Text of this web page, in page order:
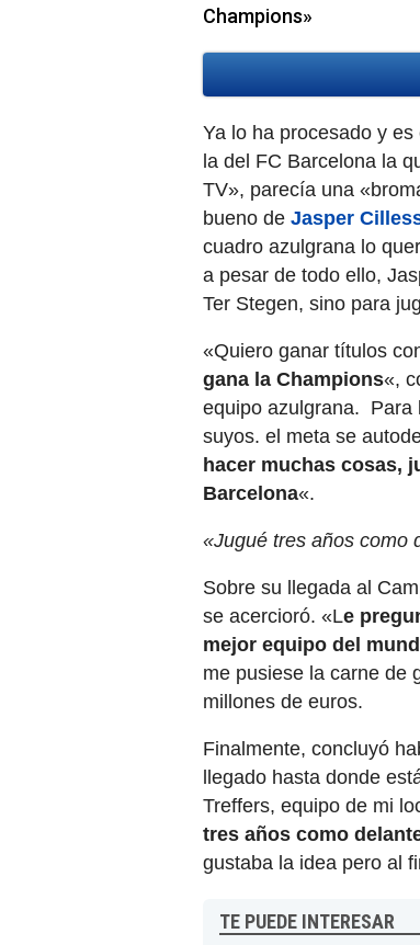
Champions»
Ya lo ha procesado y
la del FC Barcelona la
TV», parecía una
bueno de Jasper
cuadro azulgrana lo
a pesar de todo ello,
Ter Stegen, sino para
«Quiero ganar títulos
gana la Champions«,
equipo azulgrana. Para
suyos. el meta se
hacer muchas cosas,
Barcelona«.
«Jugué tres años como
Sobre su llegada al
se acercioró. «Le
mejor equipo del
me pusiese la carne de
millones de euros.
Finalmente, concluyó
llegado hasta donde
Treffers, equipo de mi
tres años como
gustaba la idea pero al
TE PUEDE INTERESAR